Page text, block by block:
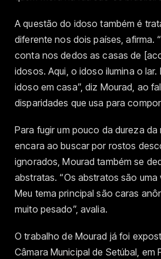
A questão do idoso também é
diferente nos dois países, afirma.
conta nos dedos as casas de
idosos. Aqui, o idoso ilumina o lar.
idoso em casa”, diz Mourad, ao
disparidades que usa para
Para fugir um pouco da dureza
encara ao buscar por rostos
ignorados, Mourad também se
abstratas. “Os abstratos são uma
Meu tema principal são caras
muito pesado”, avalia.
O trabalho de Mourad já foi
Câmara Municipal de Setúbal, em